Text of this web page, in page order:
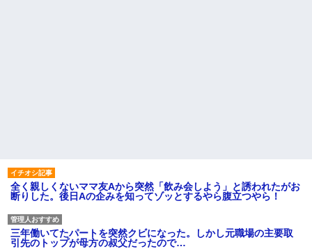
全く親しくないママ友Aから突然「飲み会しよう」と誘われたがお
断りした。後日Aの企みを知ってゾッとするやら腹立つやら！
三年働いてたパートを突然クビになった。しかし元職場の主要取
引先のトップが母方の叔父だったので…